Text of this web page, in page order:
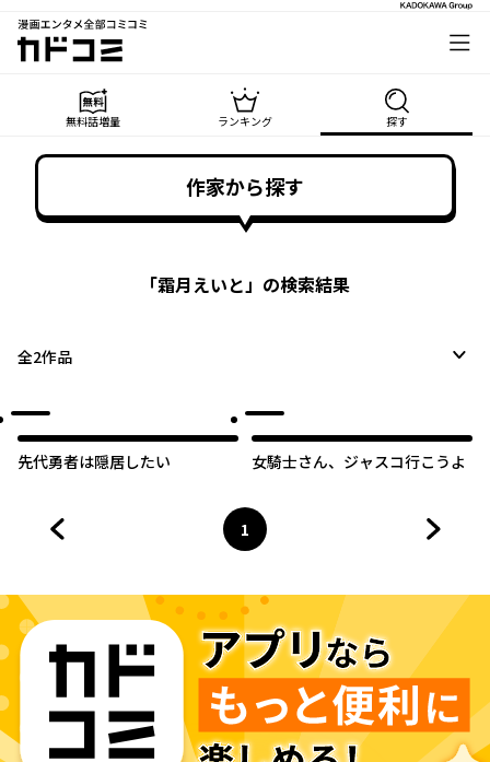
漫画エンタメ全部コミコミ
カドコミ
無料話増量 ランキング 探す
作家から探す
「霜月えいと」の検索結果
全2作品
先代勇者は隠居したい 女騎士さん、ジャスコ行こうよ
ページ
1
へ